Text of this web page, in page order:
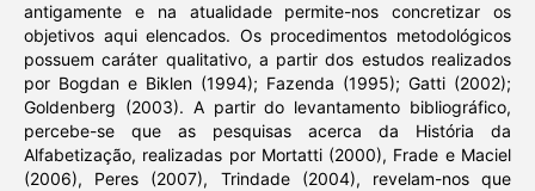
antigamente e na atualidade permite-nos concretizar os
objetivos aqui elencados. Os procedimentos metodológicos
possuem caráter qualitativo, a partir dos estudos realizados
por Bogdan e Biklen (1994); Fazenda (1995); Gatti (2002);
Goldenberg (2003). A partir do levantamento bibliográfico,
percebe-se que as pesquisas acerca da História da
Alfabetização, realizadas por Mortatti (2000), Frade e Maciel
(2006), Peres (2007), Trindade (2004), revelam-nos que